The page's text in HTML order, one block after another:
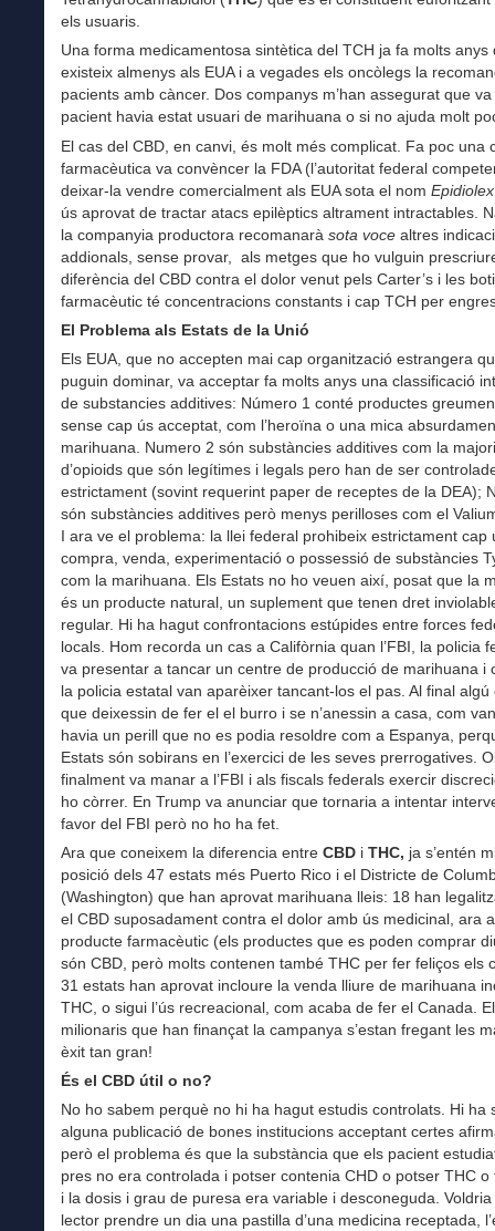
els usuaris.
Una forma medicamentosa sintètica del TCH ja fa molts anys
existeix almenys als EUA i a vegades els oncòlegs la
pacients amb càncer. Dos companys m’han assegurat que
pacient havia estat usuari de marihuana o si no ajuda molt
El cas del CBD, en canvi, és molt més complicat. Fa poc una
farmacèutica va convèncer la FDA (l’autoritat federal
deixar-la vendre comercialment als EUA sota el nom Epidiolex
ús aprovat de tractar atacs epilèptics altrament intractables.
la companyia productora recomanarà sota voce altres
addionals, sense provar, als metges que ho vulguin
diferència del CBD contra el dolor venut pels Carter’s i les
farmacèutic té concentracions constants i cap TCH per
El Problema als Estats de la Unió
Els EUA, que no accepten mai cap organització estrangera
puguin dominar, va acceptar fa molts anys una classificació
de substancies additives: Número 1 conté productes
sense cap ús acceptat, com l’heroïna o una mica
marihuana. Numero 2 són substàncies additives com la
d’opioids que són legítimes i legals pero han de ser
estrictament (sovint requerint paper de receptes de la DEA);
són substàncies additives però menys perilloses com el
I ara ve el problema: la llei federal prohibeix estrictament cap
compra, venda, experimentació o possessió de substàncies
com la marihuana. Els Estats no ho veuen així, posat que la
és un producte natural, un suplement que tenen dret
regular. Hi ha hagut confrontacions estúpides entre forces
locals. Hom recorda un cas a Califòrnia quan l’FBI, la policia
va presentar a tancar un centre de producció de marihuana i
la policia estatal van aparèixer tancant-los el pas. Al final algú
que deixessin de fer el el burro i se n’anessin a casa, com
havia un perill que no es podia resoldre com a Espanya,
Estats són sobirans en l’exercici de les seves prerrogatives.
finalment va manar a l’FBI i als fiscals federals exercir
ho còrrer. En Trump va anunciar que tornaria a intentar
favor del FBI però no ho ha fet.
Ara que coneixem la diferencia entre CBD i THC, ja s’entén
posició dels 47 estats més Puerto Rico i el Districte de
(Washington) que han aprovat marihuana lleis: 18 han
el CBD suposadament contra el dolor amb ús medicinal, ara
producte farmacèutic (els productes que es poden comprar
són CBD, però molts contenen també THC per fer feliços els
31 estats han aprovat incloure la venda lliure de marihuana
THC, o sigui l’ús recreacional, com acaba de fer el Canada.
milionaris que han finançat la campanya s’estan fregant les
èxit tan gran!
És el CBD útil o no?
No ho sabem perquè no hi ha hagut estudis controlats. Hi ha
alguna publicació de bones institucions acceptant certes
però el problema és que la substància que els pacient
pres no era controlada i potser contenia CHD o potser THC o
i la dosis i grau de puresa era variable i desconeguda.
lector prendre un dia una pastilla d’una medicina receptada,